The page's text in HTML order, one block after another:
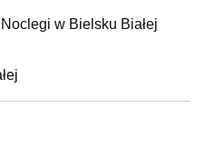
Noclegi w Bielsku Białej